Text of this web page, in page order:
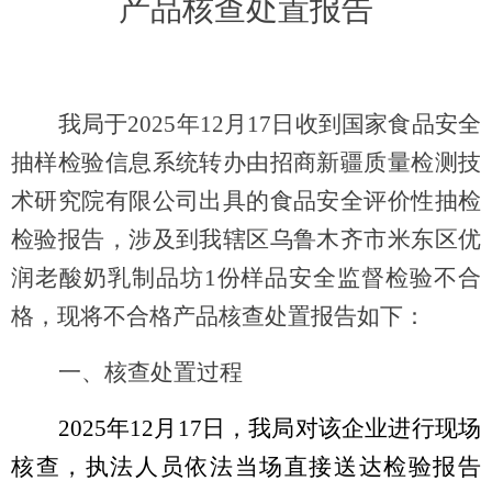
产品核查处置报告
我局于2025年12月 17 日 收到国家食品安全
抽样检验信息系统转办由招商新疆质量检测技
术研究院有限公司出具的食品安全评价性抽检
检验报告 ，涉及到我辖区乌鲁木齐市米东区优
润老酸奶乳制品坊1份样品安全监督检验不合
格 ， 现将不合格产品核查处置报告如下：
一、核查处置过程
2025年12月 17 日，我局对该企业进行现场
核查，执法人员依法当场直接送达检验报告